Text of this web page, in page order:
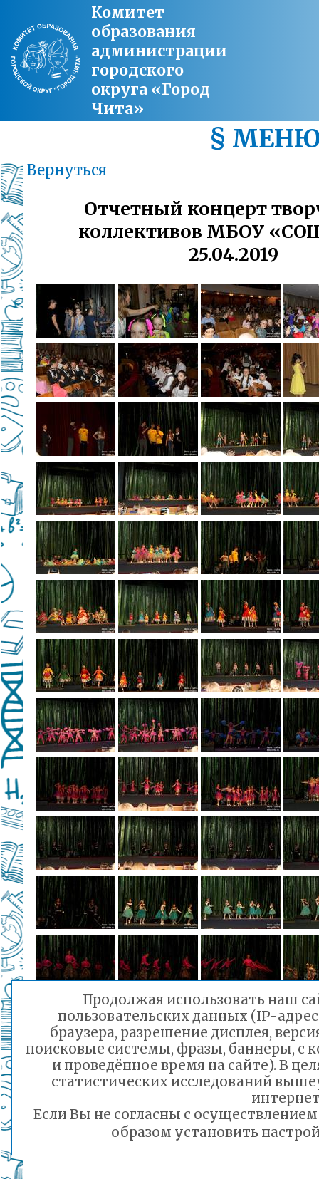
Комитет
образования
администрации
городского
округа «Город
Чита»
§
Вернуться
Отчетный концерт
коллективов МБОУ
25.04.2019
Продолжая использовать наш
пользовательских данных (IP-
браузера, разрешение дисплея,
поисковые системы, фразы, баннеры, с
и проведённое время на сайте). В
статистических исследований
Если Вы не согласны с
образом установить